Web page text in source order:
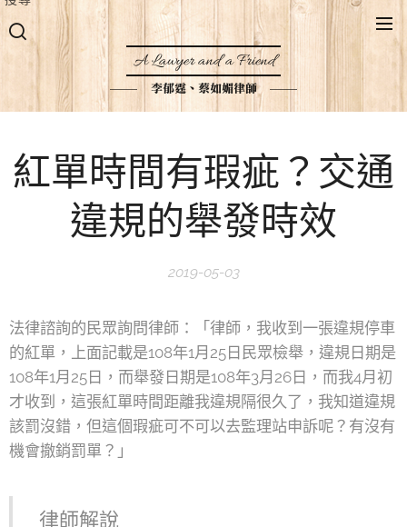
A Lawyer and a Friend
李郁霆、蔡如媚律師
紅單時間有瑕疵？交通
違規的舉發時效
2019-05-03
法律諮詢的民眾詢問律師：「律師，我收到一張違規停車
的紅單，上面記載是108年1月25日民眾檢舉，違規日期是
108年1月25日，而舉發日期是108年3月26日，而我4月初
才收到，這張紅單時間距離我違規隔很久了，我知道違規
該罰沒錯，但這個瑕疵可不可以去監理站申訴呢？有沒有
機會撤銷罰單？」
律師解說